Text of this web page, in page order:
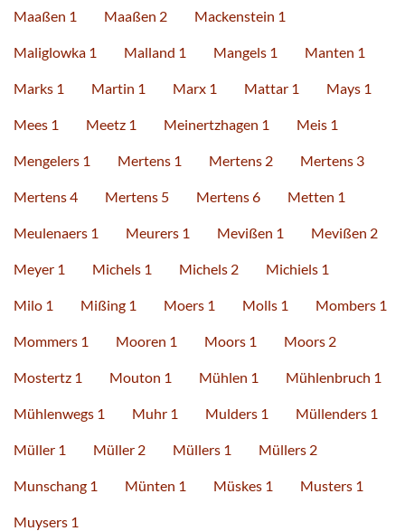
Maaßen 1 Maaßen 2 Mackenstein 1
Maliglowka 1 Malland 1 Mangels 1 Manten 1
Marks 1 Martin 1 Marx 1 Mattar 1 Mays 1
Mees 1 Meetz 1 Meinertzhagen 1 Meis 1
Mengelers 1 Mertens 1 Mertens 2 Mertens 3
Mertens 4 Mertens 5 Mertens 6 Metten 1
Meulenaers 1 Meurers 1 Mevißen 1 Mevißen 2
Meyer 1 Michels 1 Michels 2 Michiels 1
Milo 1 Mißing 1 Moers 1 Molls 1 Mombers 1
Mommers 1 Mooren 1 Moors 1 Moors 2
Mostertz 1 Mouton 1 Mühlen 1 Mühlenbruch 1
Mühlenwegs 1 Muhr 1 Mulders 1 Müllenders 1
Müller 1 Müller 2 Müllers 1 Müllers 2
Munschang 1 Münten 1 Müskes 1 Musters 1
Muysers 1